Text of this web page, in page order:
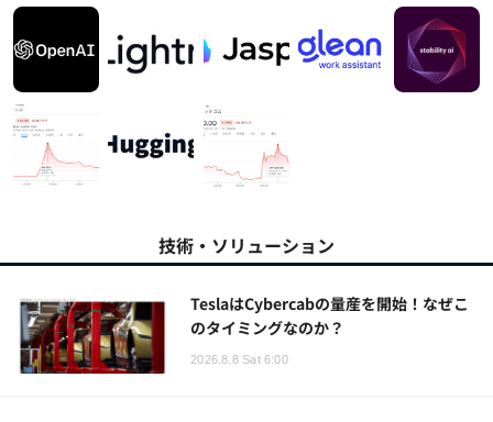
技術・ソリューション
TeslaはCybercabの量産を開始！なぜこ
のタイミングなのか？
2026.8.8 Sat 6:00